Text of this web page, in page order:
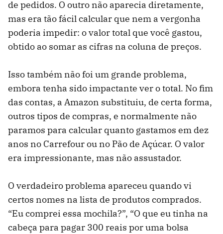
de pedidos. O outro não aparecia diretamente,
mas era tão fácil calcular que nem a vergonha
poderia impedir: o valor total que você gastou,
obtido ao somar as cifras na coluna de preços.
Isso também não foi um grande problema,
embora tenha sido impactante ver o total. No fim
das contas, a Amazon substituiu, de certa forma,
outros tipos de compras, e normalmente não
paramos para calcular quanto gastamos em dez
anos no Carrefour ou no Pão de Açúcar. O valor
era impressionante, mas não assustador.
O verdadeiro problema apareceu quando vi
certos nomes na lista de produtos comprados.
“Eu comprei essa mochila?”, “O que eu tinha na
cabeça para pagar 300 reais por uma bolsa